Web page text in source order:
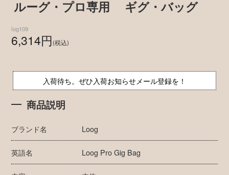
ルーグ・プロ専用 ギグ・バッグ
log109
6,314円(税込)
入荷待ち。ぜひ入荷お知らせメール登録を！
商品説明
ブランド名 Loog
英語名 Loog Pro Gig Bag